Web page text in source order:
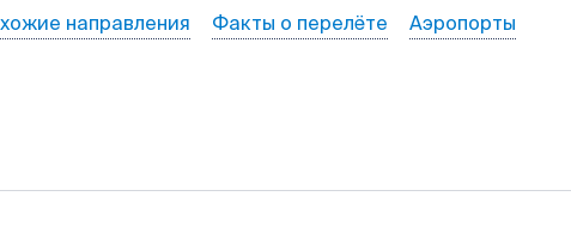
направления Факты о перелёте Аэропорты